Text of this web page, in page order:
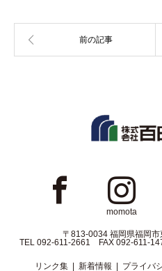
Instagram
momota
Instagram
〒813-0034 福岡県福岡
TEL 092-611-2661 FAX 092-611-
リンク集 新着情報 プライバ